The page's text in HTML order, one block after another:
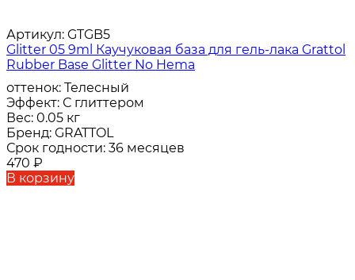
Артикул: GTGB5
Glitter 05 9ml Каучуковая база для гель-лака Grattol
Rubber Base Glitter No Hema
оттенок: Телесный
Эффект: С глиттером
Вес: 0.05 кг
Бренд: GRATTOL
Срок годности: 36 месяцев
470 ₽
В корзину